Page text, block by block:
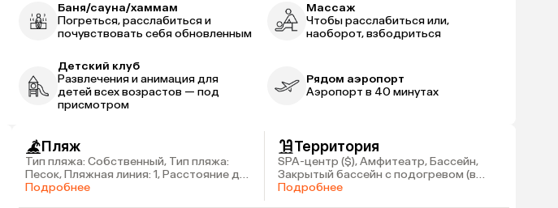
Баня/сауна/хаммам
Погреться, расслабиться и
почувствовать себя обновленным
Массаж
Чтобы расслабиться или,
наоборот, взбодриться
Детский клуб
Развлечения и анимация для
детей всех возрастов — под
присмотром
Рядом аэропорт
Аэропорт в 40 минутах
Пляж
Тип пляжа: Собственный, Тип пляжа:
Песок, Пляжная линия: 1, Расстояние до
пляжа: 50 м
Подробнее
Территория
SPA-центр ($), Амфитеатр, Бассейн,
Закрытый бассейн с подогревом (в
зимний период)
Подробнее